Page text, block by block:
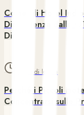
Come gli Hotel
Dipendenza dalle
Dirette
6 min di lettura
Perché i Piccoli
Concentrarsi sulle